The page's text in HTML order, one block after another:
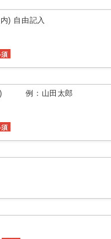
) 自由記入
須
) 例：山田太郎
須